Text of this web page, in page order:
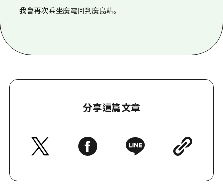
我會再次乘坐廣電回到廣島站。
分享這篇文章